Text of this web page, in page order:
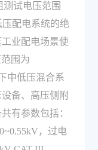
试电压范围
配电系统的绝
业配电场景使
围为
中低压混合系
备、高压侧附
有参数包括：
，过电